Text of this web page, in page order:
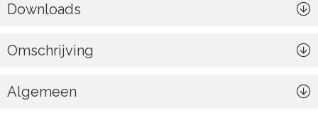
Downloads
Omschrijving
Algemeen